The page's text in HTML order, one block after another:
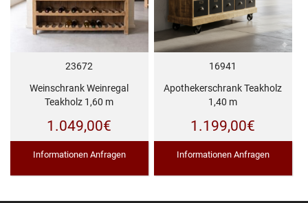
23672
Weinschrank Weinregal
Teakholz 1,60 m
1.049,00€
Informationen Anfragen
16941
Apothekerschrank Teakholz
1,40 m
1.199,00€
Informationen Anfragen